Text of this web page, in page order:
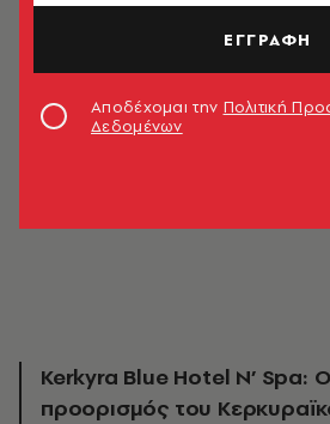
Kerkyra Blue Hotel N’ Spa:
προορισμός του
ΕΓΓΡΑΦΗ
Αποδέχομαι την Πολιτική
Δεδομένων